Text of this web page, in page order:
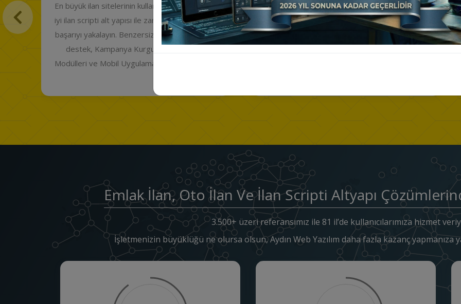
Güçlü ve güvenilir bir Şikayet Scripti için gerekli
olan herşey Aydın Web Yazılım Şikayet Scripti
yazılımında. Şimdi mobil uyumlu, yeni
teknolojiler ile sürekli güncellenen bir Şikayet
Scripti sistemi sahibi olun.
Firmanızın tüm ihtiyaçlarını karşılayacak, size
özel çözümler için size özel ürünlerimizle
tanışın. Modüler yapıdaki çözümlerimiz ve daha
Emlak İlan, Oto İlan Ve İlan Scripti Altyapı
3.500+ üzeri referansımız ile 81 il’de kullanıcılarımıza hizmet
İşletmenizin büyüklüğü ne olursa olsun, Aydın Web Yazılım daha fazla kazanç yapmanıza